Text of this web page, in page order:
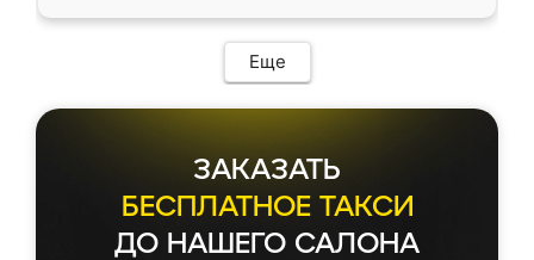
мебель сразу встала на свое место без
каких-либо доработок. Качеством осталась
довольна, все выглядит так, как и ожидала.
Еще
ЗАКАЗАТЬ
БЕСПЛАТНОЕ ТАКСИ
ДО НАШЕГО САЛОНА